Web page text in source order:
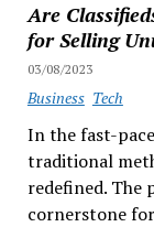
Are
for Selling
03/08/2023
Business Tech
In the fast-
traditional
redefined. The
cornerstone